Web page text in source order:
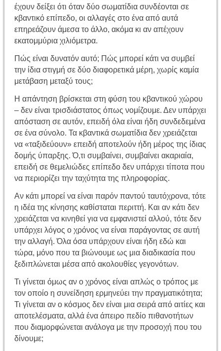
έχουν δείξει ότι όταν δύο σωματίδια συνδέονται σε
κβαντικό επίπεδο, οι αλλαγές στο ένα από αυτά
επηρεάζουν άμεσα το άλλο, ακόμα κι αν απέχουν
εκατομμύρια χιλιόμετρα.
Πώς είναι δυνατόν αυτό; Πώς μπορεί κάτι να συμβεί
την ίδια στιγμή σε δύο διαφορετικά μέρη, χωρίς καμία
μετάβαση μεταξύ τους;
Η απάντηση βρίσκεται στη φύση του κβαντικού χώρου
– δεν είναι τρισδιάστατος όπως νομίζουμε. Δεν υπάρχει
απόσταση σε αυτόν, επειδή όλα είναι ήδη συνδεδεμένα
σε ένα σύνολο. Τα κβαντικά σωματίδια δεν χρειάζεται
να «ταξιδεύουν» επειδή αποτελούν ήδη μέρος της ίδιας
δομής ύπαρξης. Ό,τι συμβαίνει, συμβαίνει ακαριαία,
επειδή σε θεμελιώδες επίπεδο δεν υπάρχει τίποτα που
να περιορίζει την ταχύτητα της πληροφορίας.
Αν κάτι μπορεί να είναι παρόν παντού ταυτόχρονα, τότε
η ιδέα της κίνησης καθίσταται περιττή. Και αν κάτι δεν
χρειάζεται να κινηθεί για να εμφανιστεί αλλού, τότε δεν
υπάρχει λόγος ο χρόνος να είναι παράγοντας σε αυτή
την αλλαγή. Όλα όσα υπάρχουν είναι ήδη εδώ και
τώρα, μόνο που τα βιώνουμε ως μια διαδικασία που
ξεδιπλώνεται μέσα από ακολουθίες γεγονότων.
Τι γίνεται όμως αν ο χρόνος είναι απλώς ο τρόπος με
τον οποίο η συνείδηση ​​ερμηνεύει την πραγματικότητα;
Τι γίνεται αν ο κόσμος δεν είναι μια σειρά από αιτίες και
αποτελέσματα, αλλά ένα άπειρο πεδίο πιθανοτήτων
που διαμορφώνεται ανάλογα με την προσοχή που του
δίνουμε;